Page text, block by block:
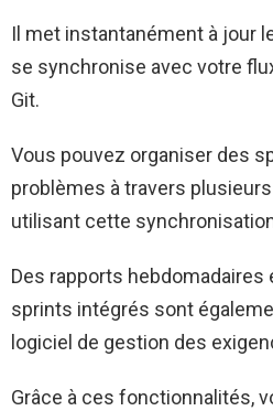
Il met instantanément à jour
se synchronise avec votre
Git.
Vous pouvez organiser des
problèmes à travers
utilisant cette
Des rapports hebdomadaires
sprints intégrés sont
logiciel de gestion des
Grâce à ces fonctionnalités,